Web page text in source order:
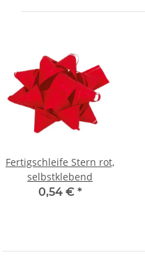
Fertigschleife Stern rot,
selbstklebend
0,54 € *